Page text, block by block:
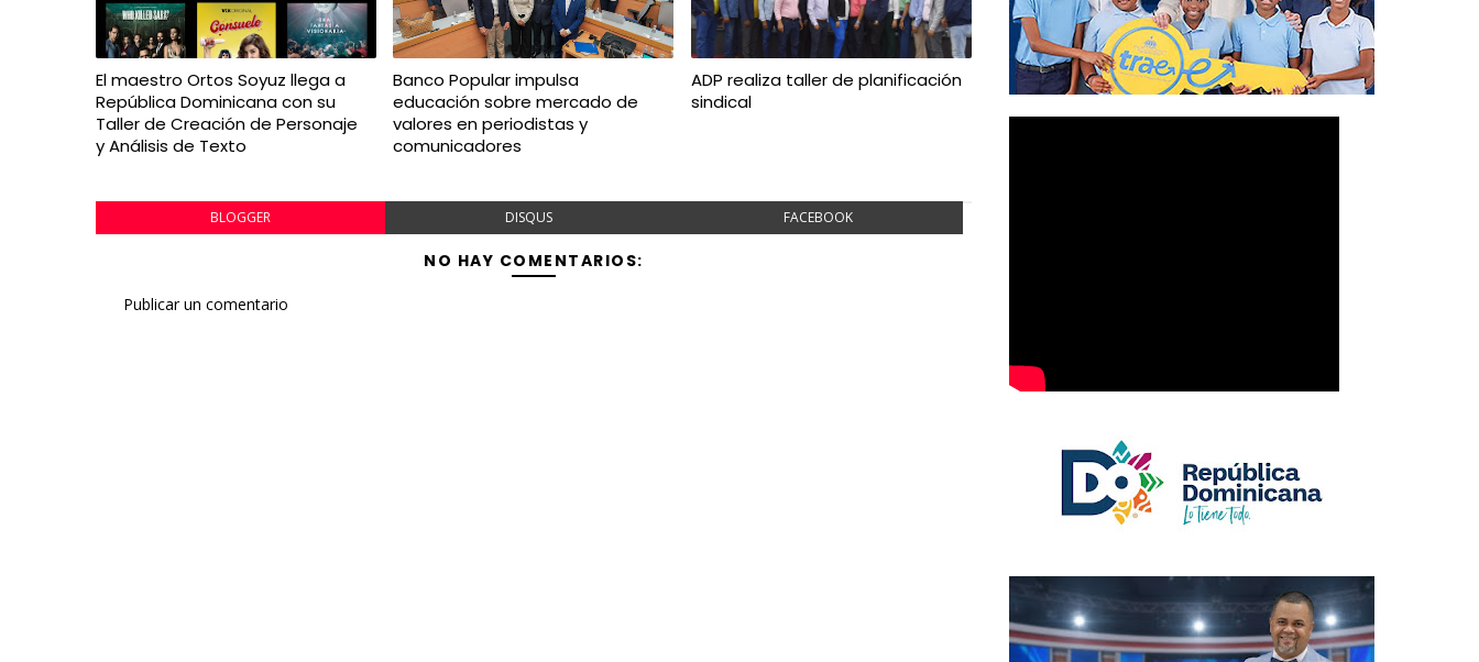
El maestro Ortos Soyuz llega a
República Dominicana con su
Taller de Creación de Personaje
y Análisis de Texto
Banco Popular impulsa
educación sobre mercado de
valores en periodistas y
comunicadores
ADP realiza taller de planificación
sindical
BLOGGER DISQUS FACEBOOK
NO HAY COMENTARIOS:
Publicar un comentario